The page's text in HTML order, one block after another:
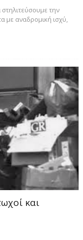
την
με αναδρομική ισχύ,
και